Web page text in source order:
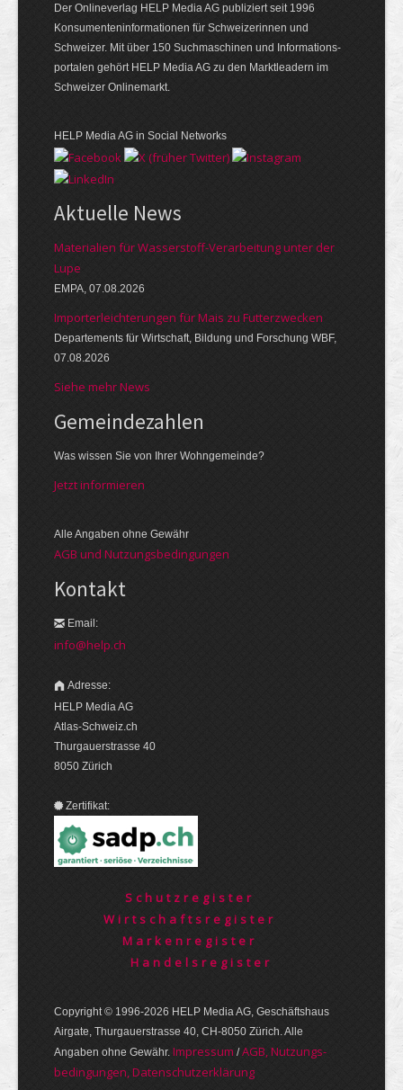
Der Onlineverlag HELP Media AG publiziert seit 1996
Konsumenten­infor­mationen für Schwei­zerinnen und
Schweizer. Mit über 150 Such­ma­schinen und Infor­mations­
portalen gehört HELP Media AG zu den Markt­leadern im
Schweizer Onlinemarkt.
HELP Media AG in Social Networks
Aktuelle News
Materialien für Wasserstoff-Verarbeitung unter der
Lupe
EMPA, 07.08.2026
Importerleichterungen für Mais zu Futterzwecken
Departements für Wirtschaft, Bildung und Forschung WBF,
07.08.2026
Siehe mehr News
Gemeinde­zahlen
Was wissen Sie von Ihrer Wohngemeinde?
Jetzt informieren
Alle Angaben ohne Gewähr
AGB und Nutzungsbedingungen
Kontakt
Email:
info@help.ch
Adresse:
HELP Media AG
Atlas-Schweiz.ch
Thurgauerstrasse 40
8050 Zürich
Zertifikat:
Schutzregister
Wirtschaftsregister
Markenregister
Handelsregister
Copyright © 1996-2026 HELP Media AG, Geschäftshaus
Airgate, Thurgauer­strasse 40, CH-8050 Zürich. Alle
Angaben ohne Gewähr. Im­pres­sum /AGB, Nut­zungs­
bedin­gungen, Daten­schutz­er­klärung